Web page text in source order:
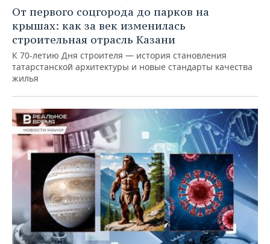
От первого соцгорода до парков на
крышах: как за век изменилась
строительная отрасль Казани
К 70-летию Дня строителя — история становления
татарстанской архитектуры и новые стандарты качества
жилья